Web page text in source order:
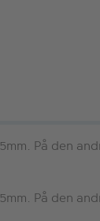
På den
På den